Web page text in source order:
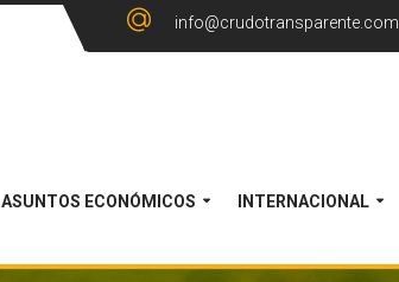
info@crudotransparente.com
ASUNTOS ECONÓMICOS INTERNACIONAL